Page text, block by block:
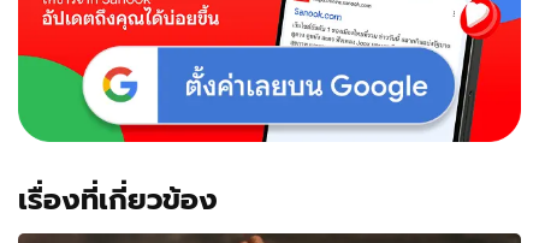
เรื่องที่เกี่ยวข้อง